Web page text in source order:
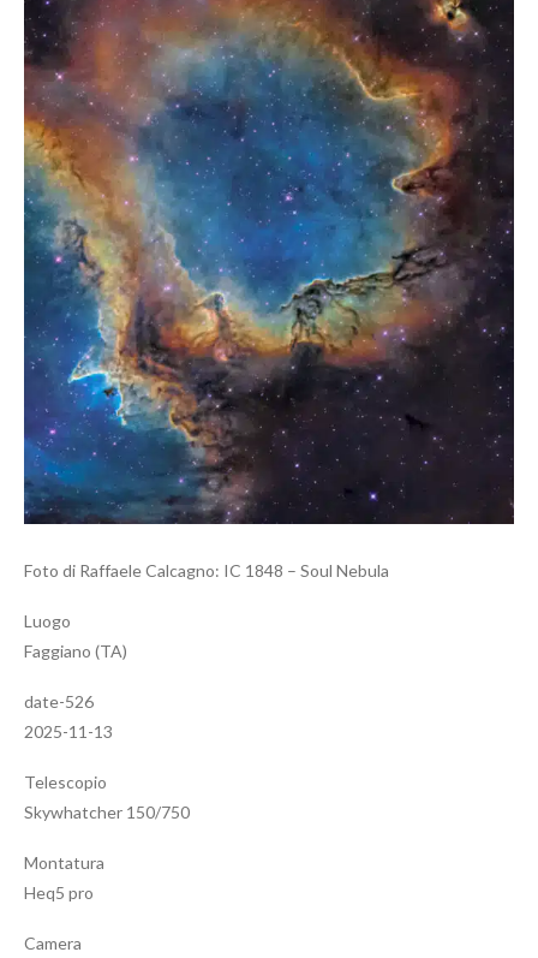
Foto di Raffaele Calcagno: IC 1848 – Soul Nebula
Luogo
Faggiano (TA)
date-526
2025-11-13
Telescopio
Skywhatcher 150/750
Montatura
Heq5 pro
Camera